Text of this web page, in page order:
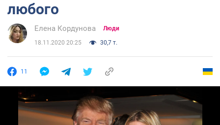
любого
Елена Кордунова Люди
18.11.2020 20:25 30,7 т.
11